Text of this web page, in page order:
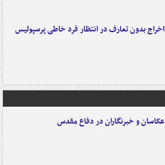
اخراج بدون تعارف در انتظار فرد خاطی پرسپولیس
عکاسان و خبرنگاران در دفاع مقدس